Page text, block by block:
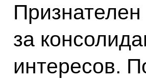
за
интересов.